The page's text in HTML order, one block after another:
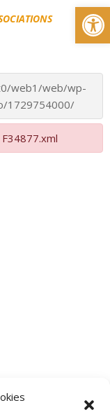
web1/web/wp-
1729754000/